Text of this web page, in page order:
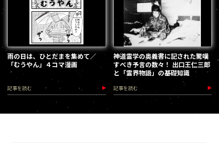
雨の日は、ひとだまを集めて／
「むうやん」４コマ漫画
記事を読む
神道霊学の奥義書に記された驚嘆
すべき予言の数々！ 出口王仁三郎
と「霊界物語」の基礎知識
記事を読む